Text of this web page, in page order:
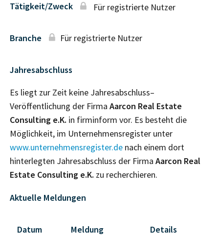
Tätigkeit/Zweck Für registrierte Nutzer
Branche Für registrierte Nutzer
Jahresabschluss
Es liegt zur Zeit keine Jahresabschluss–
Veröffentlichung der Firma Aarcon Real Estate
Consulting e.K. in firminform vor. Es besteht die
Möglichkeit, im Unternehmensregister unter
www.unternehmensregister.de nach einem dort
hinterlegten Jahresabschluss der Firma Aarcon Real
Estate Consulting e.K. zu recherchieren.
Aktuelle Meldungen
Datum Meldung Details